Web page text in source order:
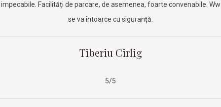
impecabile. Facilități de parcare, de asemenea, foarte convenabile. Ww
se va întoarce cu siguranță.
Tiberiu Cirlig
5/5